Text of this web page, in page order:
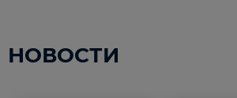
НОВОСТИ